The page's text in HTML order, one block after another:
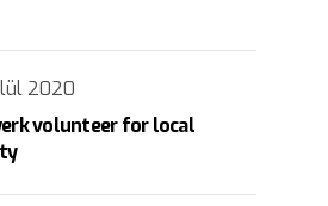
2020
volunteer for local